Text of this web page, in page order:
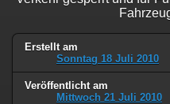
Erstellt am
Sonntag 18 Juli 2010
Veröffentlicht am
Mittwoch 21 Juli 2010